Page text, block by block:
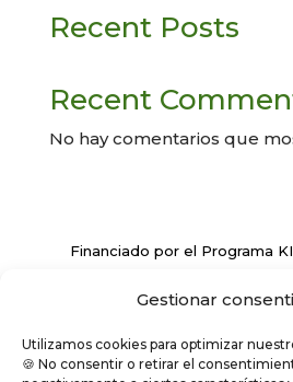
Gestionar
Utilizamos cookies para optimizar
🍪 No consentir o retirar el
Recent Posts
Recent
No hay comentarios que
Financiado por el Programa
España ‘Next